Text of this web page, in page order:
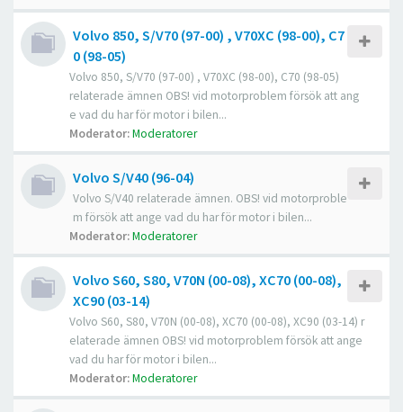
Volvo 850, S/V70 (97-00) , V70XC (98-00), C7
0 (98-05)
Volvo 850, S/V70 (97-00) , V70XC (98-00), C70 (98-05)
relaterade ämnen OBS! vid motorproblem försök att ang
e vad du har för motor i bilen...
Moderator:Moderatorer
Volvo S/V40 (96-04)
Volvo S/V40 relaterade ämnen. OBS! vid motorproble
m försök att ange vad du har för motor i bilen...
Moderator:Moderatorer
Volvo S60, S80, V70N (00-08), XC70 (00-08),
XC90 (03-14)
Volvo S60, S80, V70N (00-08), XC70 (00-08), XC90 (03-14) r
elaterade ämnen OBS! vid motorproblem försök att ange
vad du har för motor i bilen...
Moderator:Moderatorer